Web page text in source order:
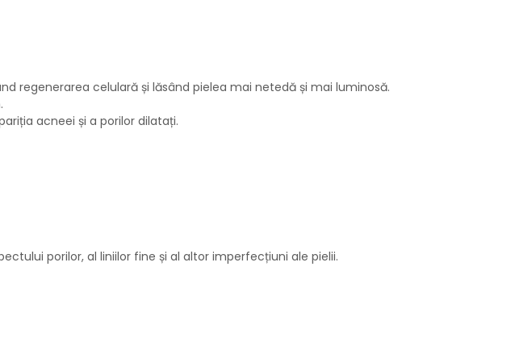
regenerarea celulară și lăsând pielea mai netedă și mai luminosă.
acneei și a porilor dilatați.
porilor, al liniilor fine și al altor imperfecțiuni ale pielii.